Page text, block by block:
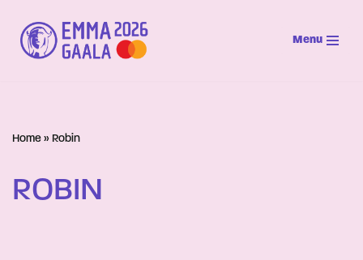
Siirry
suoraan
Menu
Home » Robin
ROBIN